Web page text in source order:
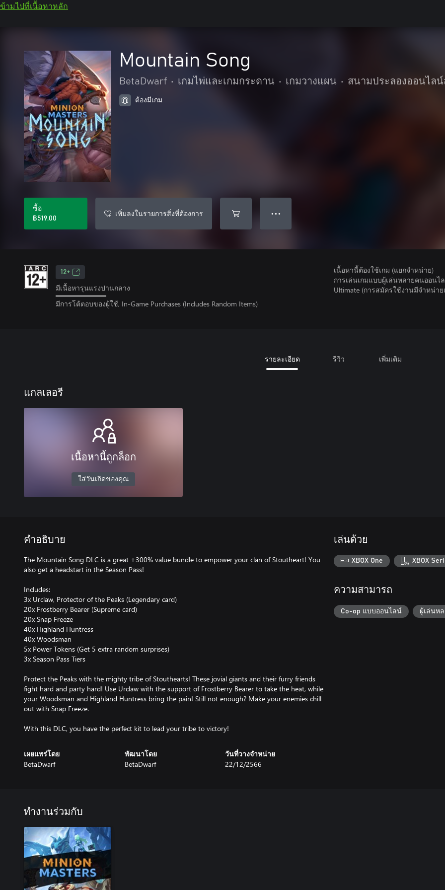
ข้ามไปที่เนื้อหาหลัก
Mountain Song
BetaDwarf • เกมไพ่และเกมกระดาน • เกมวางแผน • สนามประลองออนไลน์
ต้องมีเกม
ซื้อ
฿519.00
เพิ่มลงในรายการสิ่งที่ต้องการ ● ● ●
12+
มีเนื้อหารุนแรงปานกลาง
มีการโต้ตอบของผู้ใช้, In-Game Purchases (Includes Random Items)
เนื้อหานี้ต้องใช้เกม (แยกจำหน่าย)
การเล่นเกมแบบผู้เล่นหลายคนออนไ
Ultimate (การสมัครใช้งานมีจําหน่า
รายละเอียด รีวิว เพิ่มเติม
แกลเลอรี
เนื้อหานี้ถูกล็อก
ใส่วันเกิดของคุณ
คำอธิบาย
The Mountain Song DLC is a great +300% value bundle to empower your clan of Stoutheart! You
also get a headstart in the Season Pass!
Includes:
3x Urclaw, Protector of the Peaks (Legendary card)
20x Frostberry Bearer (Supreme card)
20x Snap Freeze
40x Highland Huntress
40x Woodsman
5x Power Tokens (Get 5 extra random surprises)
3x Season Pass Tiers
Protect the Peaks with the mighty tribe of Stouthearts! These jovial giants and their furry friends
fight hard and party hard! Use Urclaw with the support of Frostberry Bearer to take the heat, while
your Woodsman and Highland Huntress bring the pain! Still not enough? Make your enemies chill
out with Snap Freeze.
With this DLC, you have the perfect kit to lead your tribe to victory!
เผยแพร่โดย
BetaDwarf
พัฒนาโดย
BetaDwarf
วันที่วางจำหน่าย
22/12/2566
เล่นด้วย
XBOX One XBOX
ความสามารถ
Co-op แบบออนไลน์ ผู้เล่นห
ทำงานร่วมกับ